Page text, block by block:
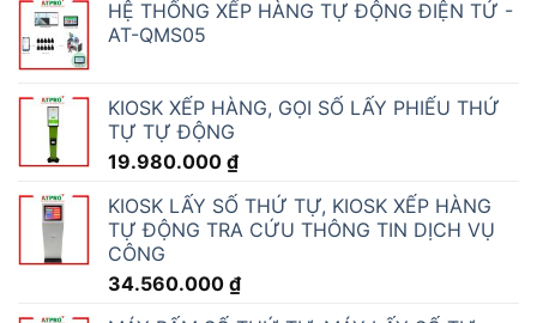
HỆ THỐNG XẾP HÀNG TỰ ĐỘNG ĐIỆN TỬ -
AT-QMS05
KIOSK XẾP HÀNG, GỌI SỐ LẤY PHIẾU THỨ
TỰ TỰ ĐỘNG
19.980.000 ₫
KIOSK LẤY SỐ THỨ TỰ, KIOSK XẾP HÀNG
TỰ ĐỘNG TRA CỨU THÔNG TIN DỊCH VỤ
CÔNG
34.560.000 ₫